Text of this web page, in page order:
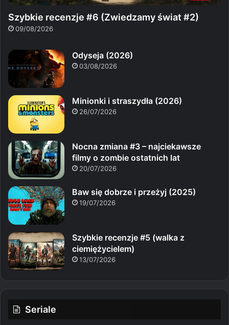
Szybkie recenzje #6 (Zwiedzamy świat #2)
09/08/2026
Odyseja (2026)
03/08/2026
Minionki i straszydła (2026)
26/07/2026
Nocna zmiana #3 – najciekawsze
filmy o zombie ostatnich lat
20/07/2026
Baw się dobrze i przeżyj (2025)
19/07/2026
Szybkie recenzje #5 (walka z
ciemiężycielem)
13/07/2026
Seriale